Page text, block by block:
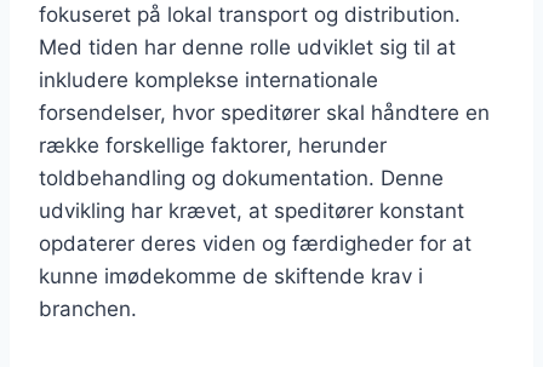
fokuseret på lokal transport og distribution.
Med tiden har denne rolle udviklet sig til at
inkludere komplekse internationale
forsendelser, hvor speditører skal håndtere en
række forskellige faktorer, herunder
toldbehandling og dokumentation. Denne
udvikling har krævet, at speditører konstant
opdaterer deres viden og færdigheder for at
kunne imødekomme de skiftende krav i
branchen.